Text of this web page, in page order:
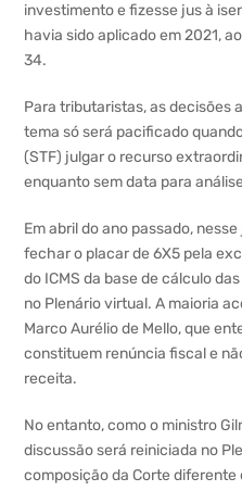
investimento e fizesse jus à
havia sido aplicado em 2021,
34.
Para tributaristas, as decisões
tema só será pacificado
(STF) julgar o recurso
enquanto sem data para
Em abril do ano passado,
fechar o placar de 6X5 pela
do ICMS da base de cálculo
no Plenário virtual. A maioria
Marco Aurélio de Mello, que
constituem renúncia fiscal e
receita.
No entanto, como o ministro
discussão será reiniciada no
composição da Corte